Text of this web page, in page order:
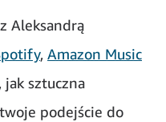
Aleksandrą
, Amazon Music
jak sztuczna
podejście do